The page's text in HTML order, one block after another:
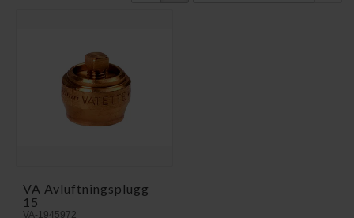
VA Avluftningsplugg
15
VA-1945972